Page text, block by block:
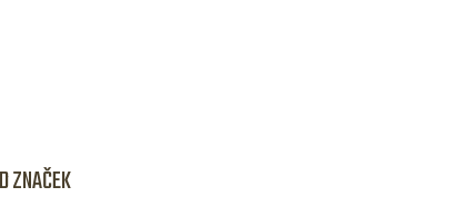
ZNAČEK